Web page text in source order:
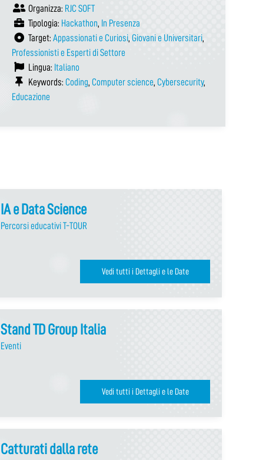
Organizza: RJC SOFT
Tipologia: Hackathon, In Presenza
Target: Appassionati e Curiosi, Giovani e Universitari,
Professionisti e Esperti di Settore
Lingua: Italiano
Keywords: Coding, Computer science, Cybersecurity,
Educazione
IA e Data Science
Percorsi educativi T-TOUR
Vedi tutti i Dettagli e le Date
Stand TD Group Italia
Eventi
Vedi tutti i Dettagli e le Date
Catturati dalla rete